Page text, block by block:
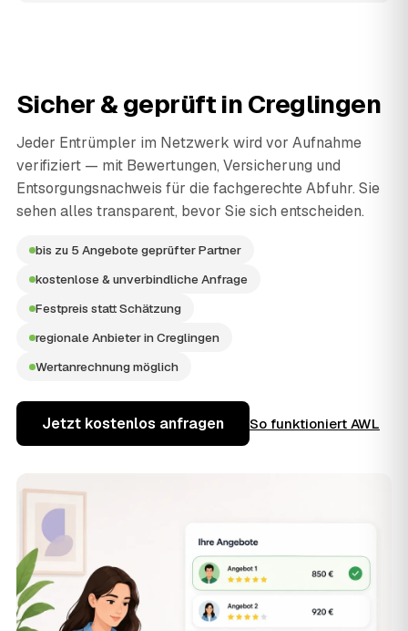
Sicher & geprüft inCreglingen
Jeder Entrümpler im Netzwerk wird vor Aufnahme
verifiziert — mit Bewertungen, Versicherung und
Entsorgungsnachweis für die fachgerechte Abfuhr. Sie
sehen alles transparent, bevor Sie sich entscheiden.
bis zu 5 Angebote geprüfter Partner
kostenlose & unverbindliche Anfrage
Festpreis statt Schätzung
regionale Anbieter in Creglingen
Wertanrechnung möglich
Jetzt kostenlos anfragen So funktioniert AWL